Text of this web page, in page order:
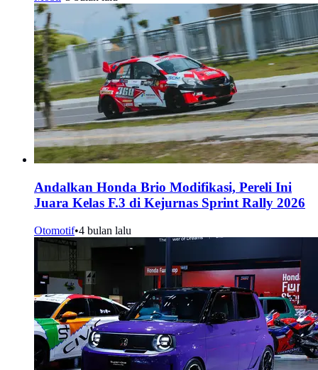
Andalkan Honda Brio Modifikasi, Pereli Ini
Juara Kelas F.3 di Kejurnas Sprint Rally 2026
Otomotif•4 bulan lalu